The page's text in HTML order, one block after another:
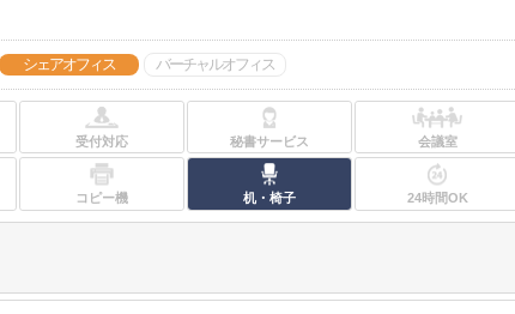
シェアオフィス バーチャルオフィス
受付対応 秘書サービス 会議室
コピー機 机・椅子 24時間OK